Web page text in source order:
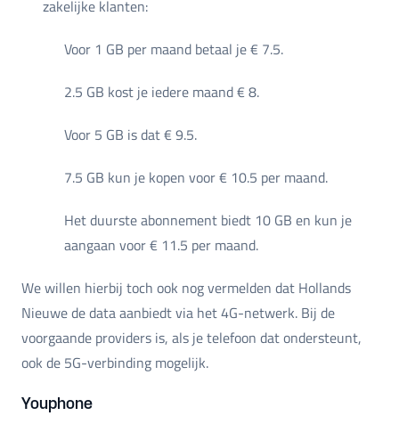
zakelijke klanten:
Voor 1 GB per maand betaal je € 7.5.
2.5 GB kost je iedere maand € 8.
Voor 5 GB is dat € 9.5.
7.5 GB kun je kopen voor € 10.5 per maand.
Het duurste abonnement biedt 10 GB en kun je
aangaan voor € 11.5 per maand.
We willen hierbij toch ook nog vermelden dat Hollands
Nieuwe de data aanbiedt via het 4G-netwerk. Bij de
voorgaande providers is, als je telefoon dat ondersteunt,
ook de 5G-verbinding mogelijk.
Youphone